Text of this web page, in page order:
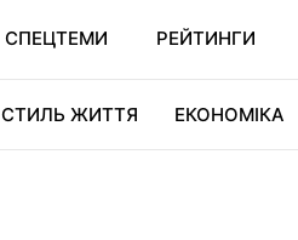
СПЕЦТЕМИ РЕЙТИНГИ
СТИЛЬ ЖИТТЯ ЕКОНОМІКА